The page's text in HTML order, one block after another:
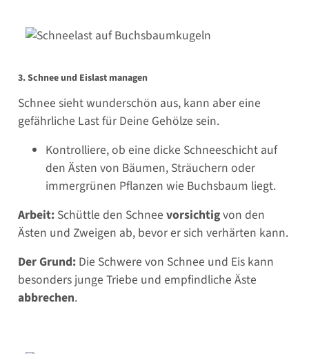
3. Schnee und Eislast managen
Schnee sieht wunderschön aus, kann aber eine
gefährliche Last für Deine Gehölze sein.
Kontrolliere, ob eine dicke Schneeschicht auf
den Ästen von Bäumen, Sträuchern oder
immergrünen Pflanzen wie Buchsbaum liegt.
Arbeit: Schüttle den Schnee vorsichtigvon den
Ästen und Zweigen ab, bevor er sich verhärten kann.
Der Grund: Die Schwere von Schnee und Eis kann
besonders junge Triebe und empfindliche Äste
abbrechen.